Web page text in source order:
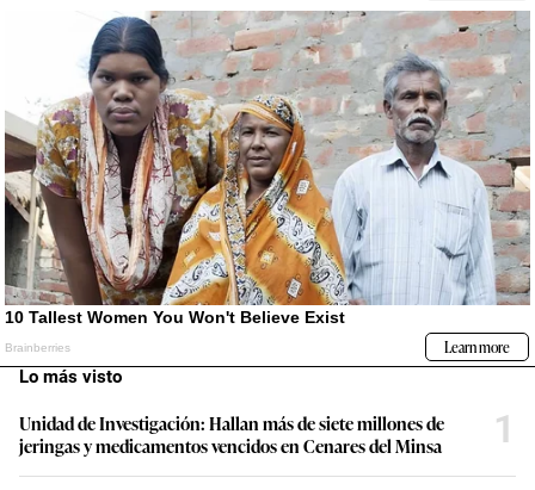
Lo más visto
Unidad de Investigación: Hallan más de siete millones de
jeringas y medicamentos vencidos en Cenares del Minsa
1